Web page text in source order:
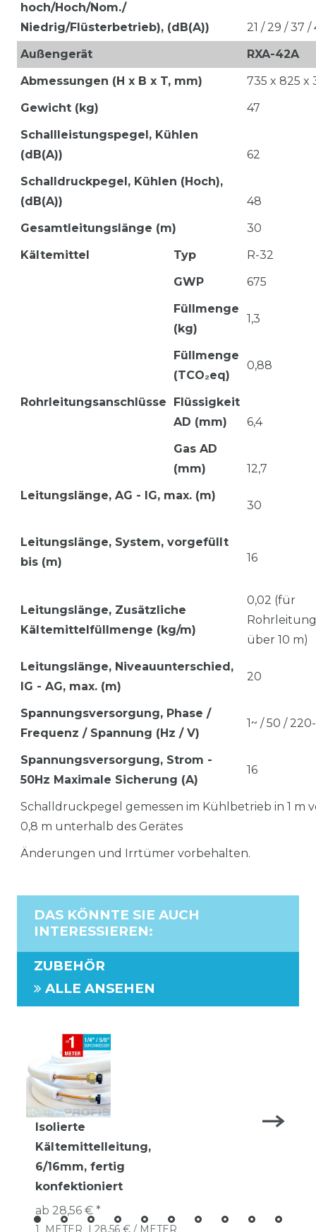
hoch/Hoch/Nom./
Niedrig/Flüsterbetrieb), (dB(A))
21 / 29 / 37 /
Außengerät
RXA-42A
Abmessungen (H x B x T, mm)
735 x 825 x
Gewicht (kg)
47
Schallleistungspegel, Kühlen
(dB(A))
62
Schalldruckpegel, Kühlen (Hoch),
(dB(A))
48
Gesamtleitungslänge (m)
30
Kältemittel
Typ
R-32
GWP
675
Füllmenge
(kg)
1,3
Füllmenge
(TCO₂eq)
0,88
Rohrleitungsanschlüsse
Flüssigkeit
AD (mm)
6,4
Gas AD
(mm)
12,7
Leitungslänge, AG - IG, max. (m)
30
Leitungslänge, System, vorgefüllt
bis (m)
16
Leitungslänge, Zusätzliche
Kältemittelfüllmenge (kg/m)
0,02 (für
über 10 m)
Leitungslänge, Niveauunterschied,
IG - AG, max. (m)
20
Spannungsversorgung, Phase /
Frequenz / Spannung (Hz / V)
1~ / 50 /
Spannungsversorgung, Strom -
50Hz Maximale Sicherung (A)
16
Schalldruckpegel gemessen im Kühlbetrieb in 1 m
0,8 m unterhalb des Gerätes
Änderungen und Irrtümer vorbehalten.
DAS KÖNNTE SIE AUCH
INTERESSIEREN:
ZUBEHÖR
ALLE ANSEHEN
Isolierte
Kältemittelleitung,
6/16mm, fertig
konfektioniert
ab 28,56 € *
1 METER | 28,56 € / METER